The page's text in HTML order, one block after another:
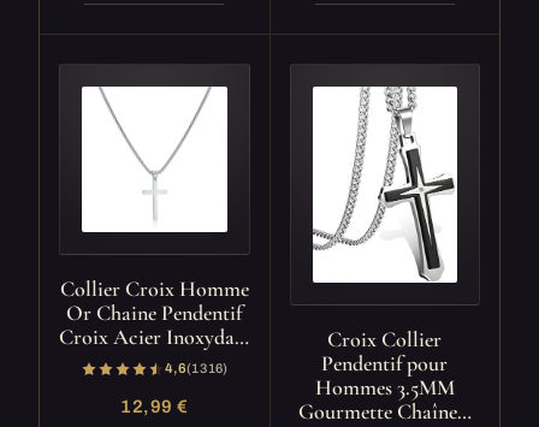
Collier Croix Homme
Or Chaine Pendentif
Croix Acier Inoxyda…
4,6(1 316)
12,99 €
Croix Collier
Pendentif pour
Hommes 3.5MM
Gourmette Chaîne…